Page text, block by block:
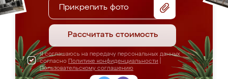
Прикрепить фото
Рассчитать стоимость
Я соглашаюсь на передачу персональных данных
согласно Политике конфиденциальности
Пользовательскому соглашению